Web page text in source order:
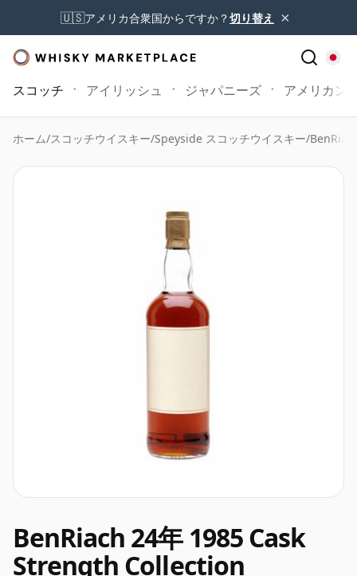
🇺🇸アメリカ合衆国からですか？切り替え ×
スコッチ アイリッシュ ジャパニーズ アメリカン
ホーム/スコッチウイスキー/Speyside スコッチウイスキー/
BenRiach 24年 1985 Cask
Strength Collection